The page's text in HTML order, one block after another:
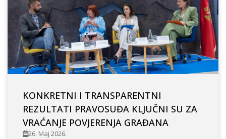
KONKRETNI I TRANSPARENTNI
REZULTATI PRAVOSUĐA KLJUČNI SU ZA
VRAĆANJE POVJERENJA GRAĐANA
26. Maj 2026.